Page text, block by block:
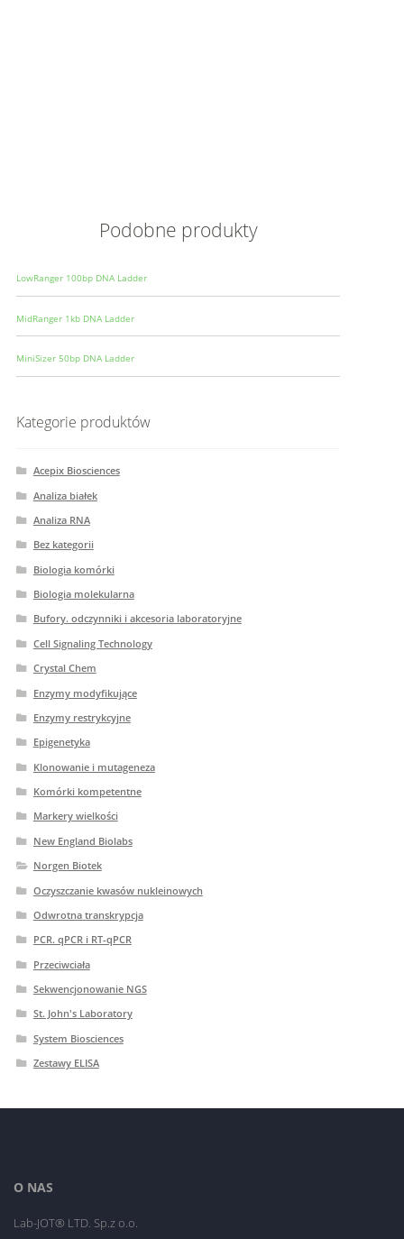
Podobne produkty
LowRanger 100bp DNA Ladder
MidRanger 1kb DNA Ladder
MiniSizer 50bp DNA Ladder
Kategorie produktów
Acepix Biosciences
Analiza białek
Analiza RNA
Bez kategorii
Biologia komórki
Biologia molekularna
Bufory. odczynniki i akcesoria laboratoryjne
Cell Signaling Technology
Crystal Chem
Enzymy modyfikujące
Enzymy restrykcyjne
Epigenetyka
Klonowanie i mutageneza
Komórki kompetentne
Markery wielkości
New England Biolabs
Norgen Biotek
Oczyszczanie kwasów nukleinowych
Odwrotna transkrypcja
PCR. qPCR i RT-qPCR
Przeciwciała
Sekwencjonowanie NGS
St. John's Laboratory
System Biosciences
Zestawy ELISA
O NAS
Lab-JOT® LTD. Sp.z o.o.